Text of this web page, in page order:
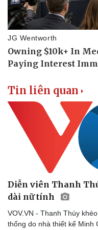
Sức khỏe
Dinh dưỡng - món ngon
Cây thuốc
Sản phụ khoa
Nam khoa
Làm đẹp - giảm cân
Ăn sạch sống khỏe
Tin liên quan
Diễn viên Thanh
dài nữ tính
VOV.VN - Thanh Thúy
thống do nhà thiết kế Minh